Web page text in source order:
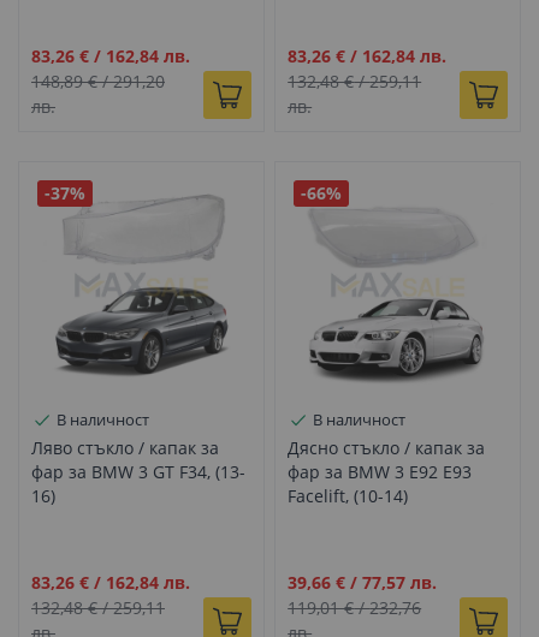
Промо
цена
83,26 € / 162,84 лв.
148,89 €/291,20
лв.
Промо
цена
83,26 € / 162,84 лв.
132,48 €/259,11
лв.
-37%
В наличност
Ляво стъкло / капак за
фар за BMW 3 GT F34, (13-
16)
Промо
цена
83,26 € / 162,84 лв.
132,48 €/259,11
-66%
В наличност
Дясно стъкло / капак за
фар за BMW 3 E92 E93
Facelift, (10-14)
Промо
цена
39,66 € /77,57 лв.
119,01 €/232,76